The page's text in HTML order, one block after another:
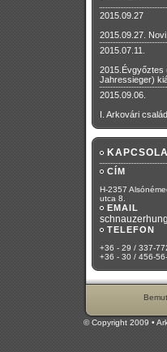
2015.09.27
2015.09.27.
2015.07.11.
2015.Évgyőztes
Jahressieger)
2015.09.06.
I. Arkovári
CÍM
H-2357
utca 8.
EMAIL
TELEFON
+36 - 29 / 337-
+36 - 30 / 456-
© Copyright 2009 •